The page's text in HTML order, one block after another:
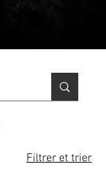
Filtrer et trier